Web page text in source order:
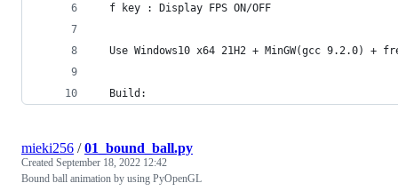
  f key : Display FPS ON/OFF
Use Windows10 x64 21H2 + MinGW(gcc 9.2.0) +
  Build:
mieki256 /01_bound_ball.py
Created September 18, 2022 12:42
Bound ball animation by using PyOpenGL